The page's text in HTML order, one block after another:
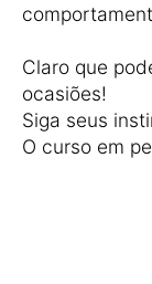
Claro que
ocasiões!
Siga seus
O curso em